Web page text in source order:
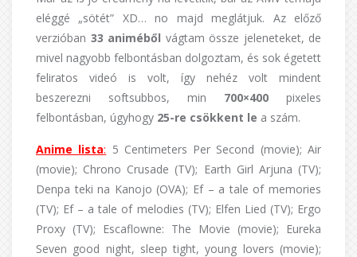
eléggé „sötét” XD… no majd meglátjuk. Az előző
verzióban 33 animéből vágtam össze jeleneteket, de
mivel nagyobb felbontásban dolgoztam, és sok égetett
feliratos videó is volt, így nehéz volt mindent
beszerezni softsubbos, min 700×400 pixeles
felbontásban, úgyhogy 25-re csökkent le a szám.
Anime lista: 5 Centimeters Per Second (movie); Air
(movie); Chrono Crusade (TV); Earth Girl Arjuna (TV);
Denpa teki na Kanojo (OVA); Ef – a tale of memories
(TV); Ef – a tale of melodies (TV); Elfen Lied (TV); Ergo
Proxy (TV); Escaflowne: The Movie (movie); Eureka
Seven good night, sleep tight, young lovers (movie);